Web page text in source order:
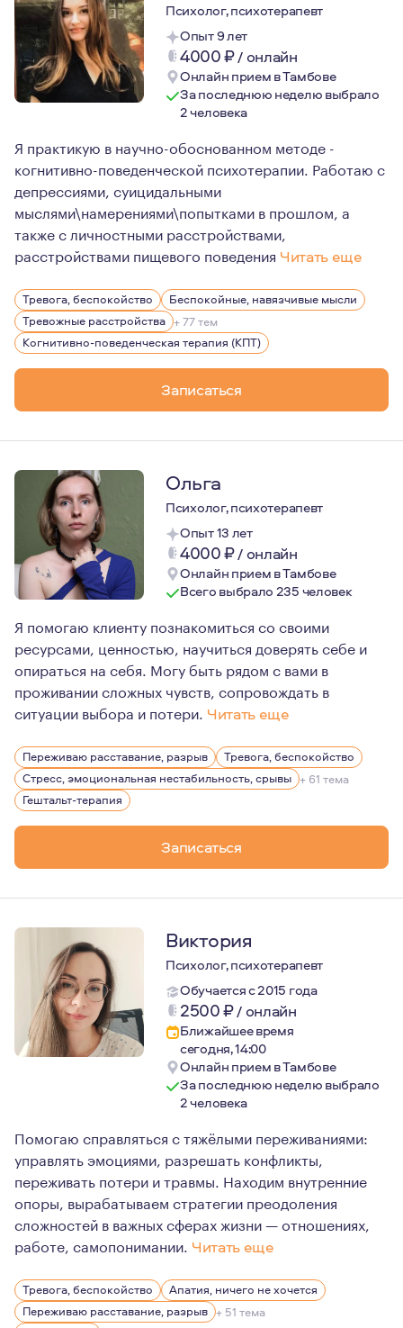
Психолог, психотерапевт
Опыт 9 лет
4000₽/ онлайн
Онлайн прием в Тамбове
За последнюю неделю выбрало
2 человека
Я практикую в научно-обоснованном методе -
когнитивно-поведенческой психотерапии. Работаю с
депрессиями, суицидальными
мыслями\намерениями\попытками в прошлом, а
также с личностными расстройствами,
расстройствами пищевого поведения Читать еще
Ввиду клинической практики, беру в работу людей с
Тревога, беспокойство
Беспокойные, навязчивые мысли
Тревожные расстройства + 77 тем
Когнитивно-поведенческая терапия (КПТ)
Записаться
Ольга
Психолог, психотерапевт
Опыт 13 лет
4000₽/ онлайн
Онлайн прием в Тамбове
Всего выбрало 235 человек
Я помогаю клиенту познакомиться со своими
ресурсами, ценностью, научиться доверять себе и
опираться на себя. Могу быть рядом с вами в
проживании сложных чувств, сопровождать в
ситуации выбора и потери. Читать еще
Для меня встреча с каждым клиентом, это про
Я всегда мечтала быть психологом. Это моя первая и
Я замужем, моим отношениям уже более 10 лет. Детей
Люблю спорт, являюсь частым гостем тренажёрных
Не являюсь поклонником активного проведения
Переживаю расставание, разрыв
Тревога, беспокойство
Стресс, эмоциональная нестабильность, срывы + 61 тема
Гештальт-терапия
Записаться
Виктория
Психолог, психотерапевт
Обучается с 2015 года
2500₽/ онлайн
Ближайшее время
сегодня, 14:00
Онлайн прием в Тамбове
За последнюю неделю выбрало
2 человека
Помогаю справляться с тяжёлыми переживаниями:
управлять эмоциями, разрешать конфликты,
переживать потери и травмы. Находим внутренние
опоры, вырабатываем стратегии преодоления
сложностей в важных сферах жизни — отношениях,
работе, самопонимании. Читать еще
Меня всегда завораживал внутренний мир людей —
Мои самый большой интерес в жизни психотерапия и
Тревога, беспокойство
Апатия, ничего не хочется
Переживаю расставание, разрыв + 51 тема